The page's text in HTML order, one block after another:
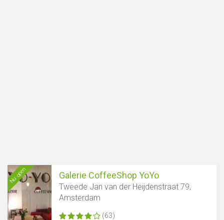
Nu open Galerie CoffeeShop YoYo
Tweede Jan van der Heijdenstraat 79,
Amsterdam
(63)